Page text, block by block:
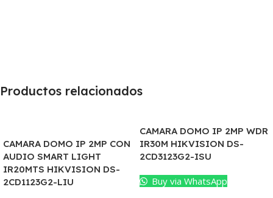
Productos relacionados
CAMARA DOMO IP 2MP CON
AUDIO SMART LIGHT
IR20MTS HIKVISION DS-
2CD1123G2-LIU
CAMARA DOMO IP 2MP WDR
IR30M HIKVISION DS-
2CD3123G2-ISU
Buy via WhatsApp